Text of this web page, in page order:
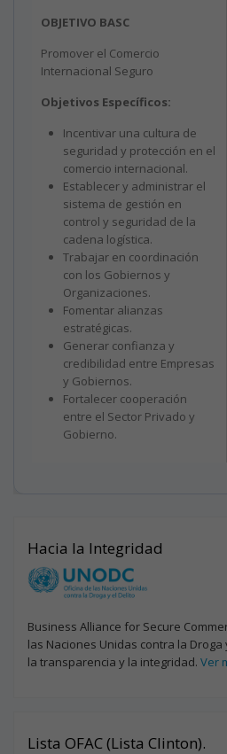
OBJETIVO BASC
Promover el Comercio
Internacional Seguro
Objetivos Específicos:
Incentivar una cultura de
seguridad y protección en el
comercio internacional.
Establecer y administrar el
sistema de gestión en
control y seguridad de la
cadena logística.
Trabajar en coordinación
con los Gobiernos y
Organizaciones.
Fomentar alianzas
estratégicas.
Generar confianza y
credibilidad entre Empresas
y Gobiernos.
Fortalecer cooperación
entre el Sector Privado y
Gobierno.
Hacia la Integridad
Business Alliance for Secure
las Naciones Unidas contra la
la transparencia y la integridad. Ver
Lista OFAC (Lista Clinton).